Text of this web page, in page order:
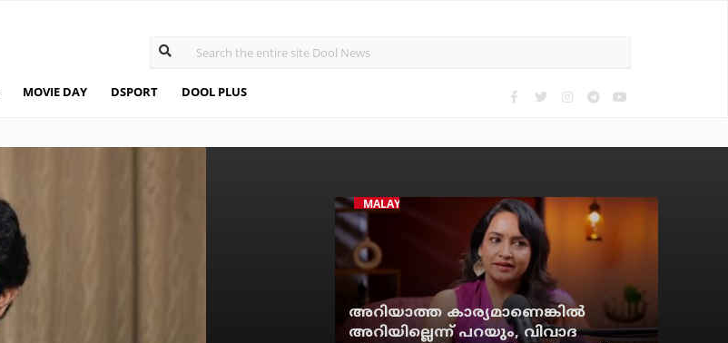
MOVIE DAY DSPORT DOOL PLUS
MALAYALAM CINEMA
അറിയാത്ത കാര്യമാണെങ്കിൽ
അറിയില്ലെന്ന് പറയും, വിവാദ